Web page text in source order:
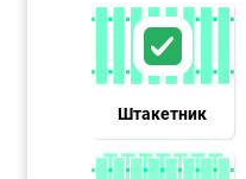
Штакетник